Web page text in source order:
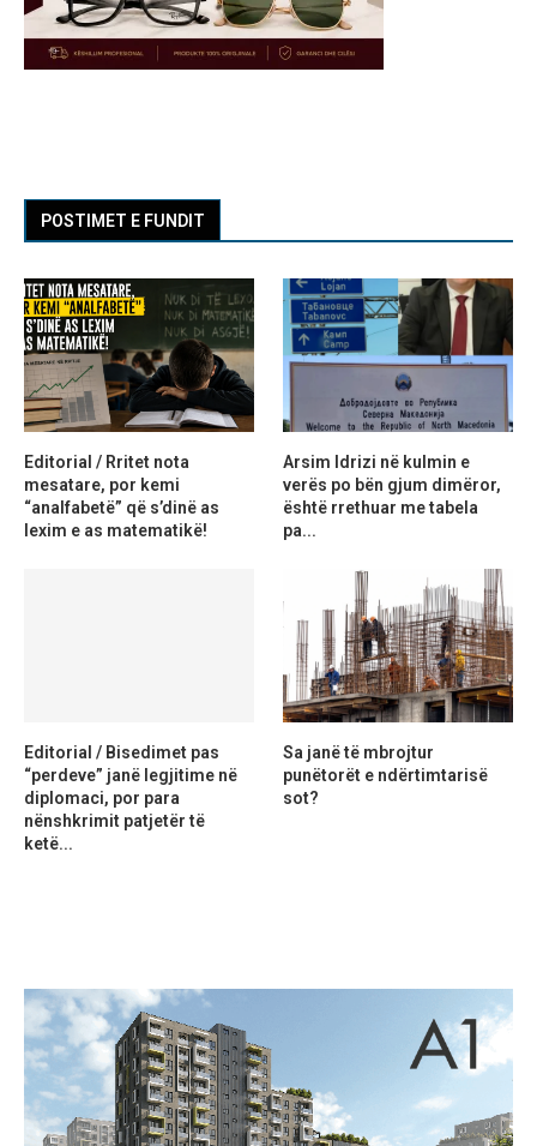
POSTIMET E FUNDIT
Editorial / Rritet nota
mesatare, por kemi
“analfabetë” që s’dinë as
lexim e as matematikë!
Arsim Idrizi në kulmin e
verës po bën gjum dimëror,
është rrethuar me tabela
pa...
Editorial / Bisedimet pas
“perdeve” janë legjitime në
diplomaci, por para
nënshkrimit patjetër të
ketë...
Sa janë të mbrojtur
punëtorët e ndërtimtarisë
sot?